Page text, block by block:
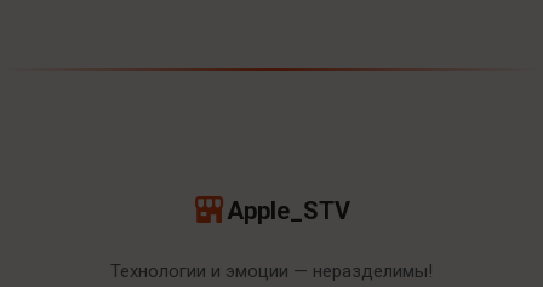
Apple_STV
Технологии и эмоции — неразделимы!